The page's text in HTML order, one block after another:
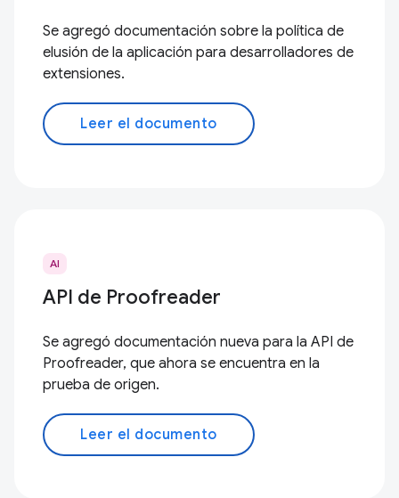
Se agregó documentación sobre la política de
elusión de la aplicación para desarrolladores de
extensiones.
Leer el documento
AI
API de Proofreader
Se agregó documentación nueva para la API de
Proofreader, que ahora se encuentra en la
prueba de origen.
Leer el documento